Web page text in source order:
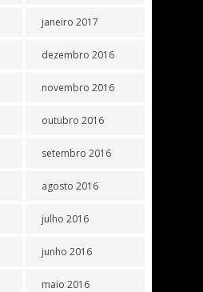
janeiro 2017
dezembro 2016
novembro 2016
outubro 2016
setembro 2016
agosto 2016
julho 2016
junho 2016
maio 2016